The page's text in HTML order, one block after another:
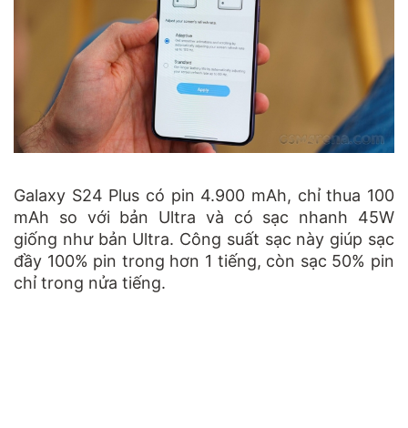
Galaxy S24 Plus có pin 4.900 mAh, chỉ thua 100
mAh so với bản Ultra và có sạc nhanh 45W
giống như bản Ultra. Công suất sạc này giúp sạc
đầy 100% pin trong hơn 1 tiếng, còn sạc 50% pin
chỉ trong nửa tiếng.